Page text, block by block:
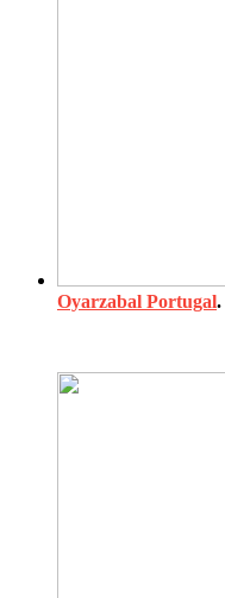
Oyarzabal Portugal.